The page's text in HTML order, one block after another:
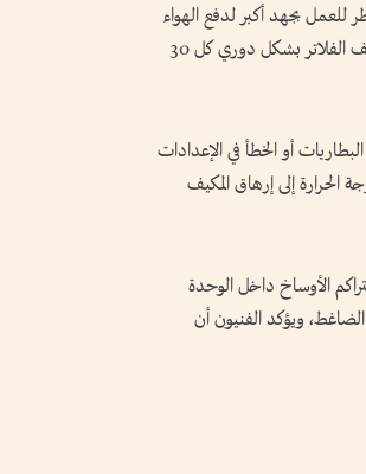
للعمل بجهد أكبر لدفع الهواء
عبر فلتر مسدود، ما يقلل من قدرته على التبريد، ويوصي الخبراء باستبدال أو تنظيف الفلاتر بشكل دوري كل 30
أو الخطأ في الإعدادات
إلى إرهاق المكيف
الأوساخ داخل الوحدة
ويؤكد الفنيون أن